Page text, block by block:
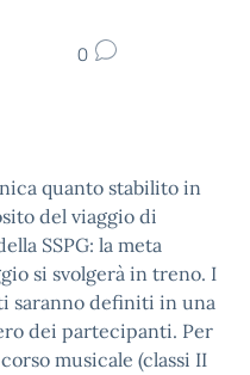
0
quanto stabilito in
del viaggio di
SSPG: la meta
si svolgerà in treno. I
saranno definiti in una
dei partecipanti. Per
musicale (classi II